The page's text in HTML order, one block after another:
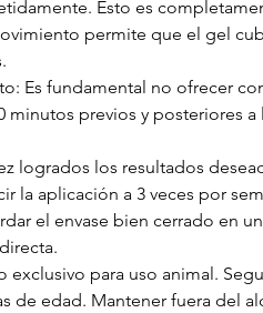
Esto es
permite que el gel
Es fundamental no ofrecer
minutos previos y posteriores
logrados los resultados
la aplicación a 3 veces por
el envase bien cerrado en
exclusivo para uso animal.
de edad. Mantener fuera del